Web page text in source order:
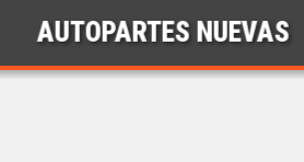
NUEVAS ///